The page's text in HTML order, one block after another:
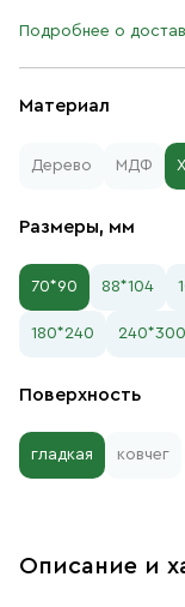
Материал
Дерево МДФ
Размеры, мм
70*90 88*104
180*240 240*300
Поверхность
гладкая ковчег
Подробнее о
Описание и